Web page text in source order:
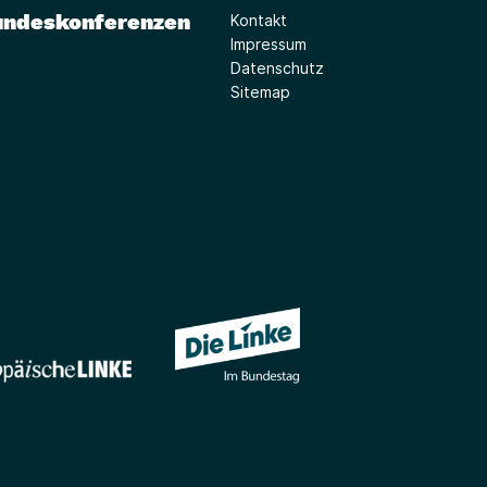
Kontakt
Impressum
Datenschutz
Sitemap
(Link öffnet ein neues Fenster)